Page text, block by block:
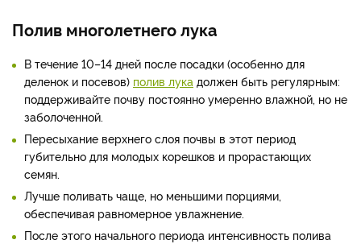
Полив многолетнего лука
В течение 10–14 дней после посадки (особенно для
деленок и посевов) полив лука должен быть регулярным:
поддерживайте почву постоянно умеренно влажной, но не
заболоченной.
Пересыхание верхнего слоя почвы в этот период
губительно для молодых корешков и прорастающих
семян.
Лучше поливать чаще, но меньшими порциями,
обеспечивая равномерное увлажнение.
После этого начального периода интенсивность полива